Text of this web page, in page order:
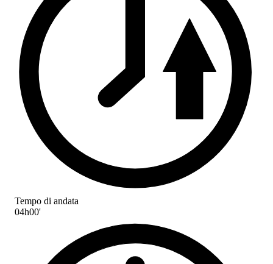
Tempo di andata
04h00'